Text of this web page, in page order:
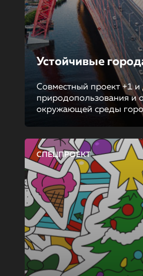
Устойчивые
Совместный проект +1 и
природопользования и
окружающей среды
СПЕЦПРОЕКТ